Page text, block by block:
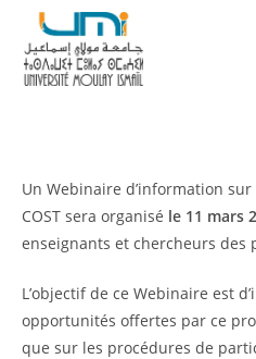
Un Webinaire d’information
COST sera organisé le 11 mars
enseignants et chercheurs des
L’objectif de ce Webinaire est
opportunités offertes par ce
que sur les procédures de